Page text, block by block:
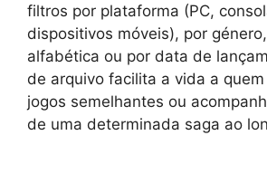
filtros por plataforma (PC,
dispositivos móveis), por
alfabética ou por data de
de arquivo facilita a vida a
jogos semelhantes ou
de uma determinada saga ao